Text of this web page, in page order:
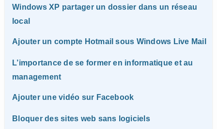
Windows XP partager un dossier dans un réseau
local
Ajouter un compte Hotmail sous Windows Live Mail
L’importance de se former en informatique et au
management
Ajouter une vidéo sur Facebook
Bloquer des sites web sans logiciels